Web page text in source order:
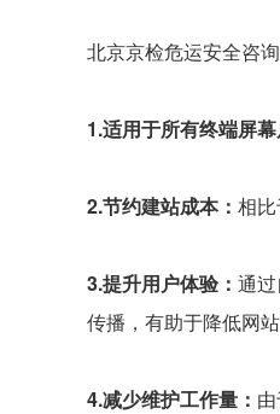
北京京检危运安全咨
1.适用于所有终端屏幕
2.节约建站成本： 相
3.提升用户体验： 通
传播，有助于降低网
4.减少维护工作量：